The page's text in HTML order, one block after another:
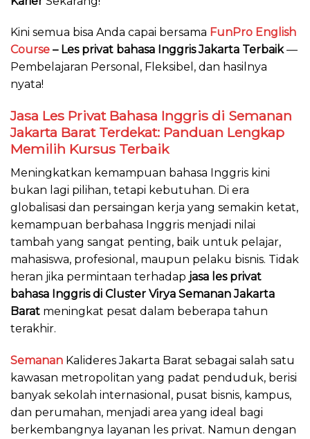
Kini semua bisa Anda capai bersama FunPro English
Course – Les privat bahasa Inggris Jakarta Terbaik—
Pembelajaran Personal, Fleksibel, dan hasilnya
nyata!
Jasa Les Privat Bahasa Inggris di Semanan
Jakarta Barat Terdekat: Panduan Lengkap
Memilih Kursus Terbaik
Meningkatkan kemampuan bahasa Inggris kini
bukan lagi pilihan, tetapi kebutuhan. Di era
globalisasi dan persaingan kerja yang semakin ketat,
kemampuan berbahasa Inggris menjadi nilai
tambah yang sangat penting, baik untuk pelajar,
mahasiswa, profesional, maupun pelaku bisnis. Tidak
heran jika permintaan terhadap jasa les privat
bahasa Inggris di Cluster Virya Semanan Jakarta
Barat meningkat pesat dalam beberapa tahun
terakhir.
Semanan Kalideres Jakarta Barat sebagai salah satu
kawasan metropolitan yang padat penduduk, berisi
banyak sekolah internasional, pusat bisnis, kampus,
dan perumahan, menjadi area yang ideal bagi
berkembangnya layanan les privat. Namun dengan